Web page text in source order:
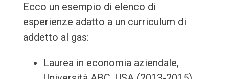
Ecco un esempio di elenco di
esperienze adatto a un curriculum di
addetto al gas:
Laurea in economia aziendale,